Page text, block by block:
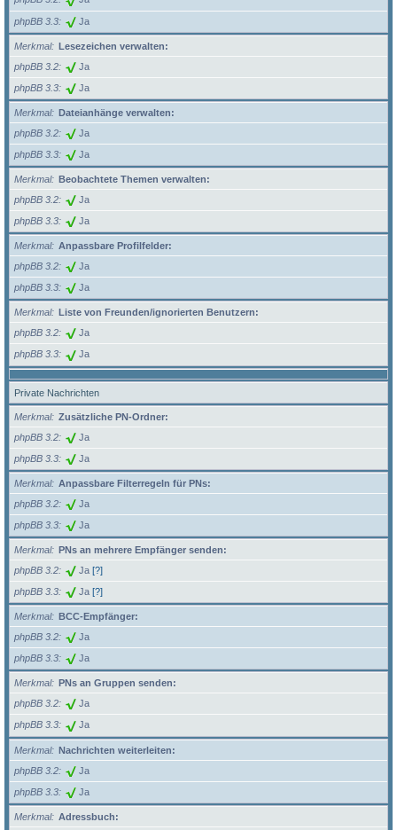
phpBB 3.3 Ja
Merkmal
Lesezeichen verwalten:
phpBB 3.2
Ja
phpBB 3.3 Ja
Merkmal
Dateianhänge verwalten:
phpBB 3.2
Ja
phpBB 3.3 Ja
Merkmal
Beobachtete Themen verwalten:
phpBB 3.2
Ja
phpBB 3.3 Ja
Merkmal
Anpassbare Profilfelder:
phpBB 3.2
Ja
phpBB 3.3 Ja
Merkmal
Liste von Freunden/ignorierten Benutzern:
phpBB 3.2
Ja
phpBB 3.3 Ja
Private Nachrichten
Merkmal
Zusätzliche PN-Ordner:
phpBB 3.2
Ja
phpBB 3.3 Ja
Merkmal
Anpassbare Filterregeln für PNs:
phpBB 3.2
Ja
phpBB 3.3 Ja
Merkmal
PNs an mehrere Empfänger senden:
phpBB 3.2
Ja [?]
phpBB 3.3 Ja [?]
Merkmal
BCC-Empfänger:
phpBB 3.2
Ja
phpBB 3.3 Ja
Merkmal
PNs an Gruppen senden:
phpBB 3.2
Ja
phpBB 3.3 Ja
Merkmal
Nachrichten weiterleiten:
phpBB 3.2
Ja
phpBB 3.3 Ja
Merkmal
Adressbuch: